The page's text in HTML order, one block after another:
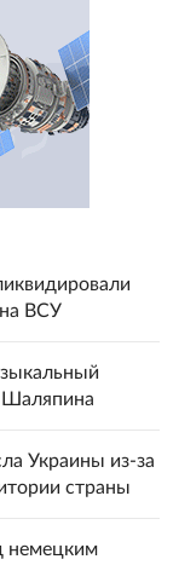
ВСУ
Шаляпина
Украины из-за
страны
немецким